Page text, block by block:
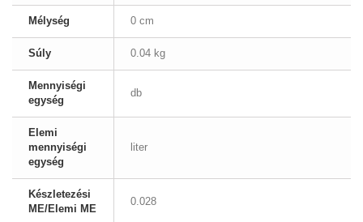
Mélység 0 cm
Súly 0.04 kg
Mennyiségi
egység
db
Elemi
mennyiségi
egység
liter
Készletezési
ME/Elemi ME
0.028